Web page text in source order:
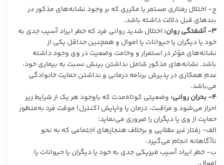
ج- اختلال رفتاری مستمر یا مکرری که بر وجود نشانه‌های مذکور در
بندهای قبل دلالت داشته باشد.
۳- آشفتگی روان: اختلال شدید روانی فرد که خطر ایراد آسیب جدی به
خود یا دیگران یا حیوانات یا اموال و همچنین حداقل یکی از
نشانه‌های مؤثر در استمرار و وخامت وضعیت در وی وجود داشته
باشد. نشانه‌های مذکور شامل نداشتن بینش نسبت به بیماری خود،
عدم همکاری در پذیرش برنامه درمانی و نداشتن حمایت خانوادگی
می‌باشد.
۴- بحران روانی: وضعیتی کوتاه‌مدت که باوجود هر یک از شرایط زیر
احراز می‌شود و مراقبت، درمان یا واپایش (کنترل) موقت فرد به‌منظور
حمایت از وی یا دیگران را ضروری می‌نماید:
الف- رفتار غیر عقلایی و برخلاف هنجارهای اجتماعی که به نحو
ناآگاهانه انجام می‌گیرد.
ب- خطر ایراد آسیب فیزیکی جدی به خود یا دیگران یا حیوانات یا